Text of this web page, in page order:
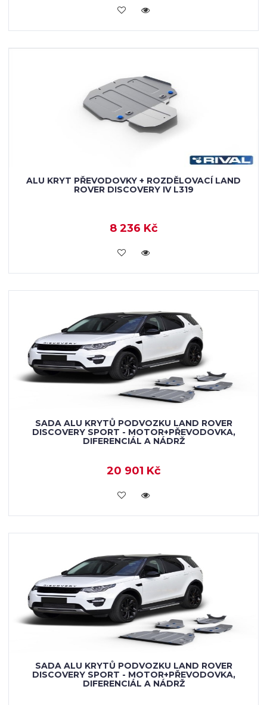
KOUPIT
ALU KRYT PŘEVODOVKY + ROZDĚLOVACÍ LAND
ROVER DISCOVERY IV L319
8 236 Kč
KOUPIT
SADA ALU KRYTŮ PODVOZKU LAND ROVER
DISCOVERY SPORT - MOTOR+PŘEVODOVKA,
DIFERENCIÁL A NÁDRŽ
20 901 Kč
KOUPIT
SADA ALU KRYTŮ PODVOZKU LAND ROVER
DISCOVERY SPORT - MOTOR+PŘEVODOVKA,
DIFERENCIÁL A NÁDRŽ